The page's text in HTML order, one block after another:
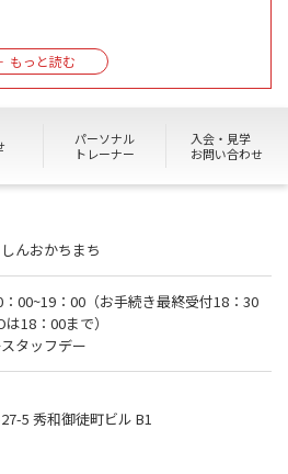
勤務のみとなります。
ールパスのご利用はお受付出来かねま
しますが、何卒ご理解のほどよろしくお
Outage】
頃まで
断水となります。
トイレのご利用が出来ませんのでご注意
クの水をご利用ください）
Only】
学・ファーストオリエンテーションでご
ご予約を【必須】とさせていただいてお
パーソナル
トレーナー
入会・見学
お問い合わせ
んおかちまち
00~19：00（お手続き最終受付18：30
18：00まで）
タッフデー
5 秀和御徒町ビル B1